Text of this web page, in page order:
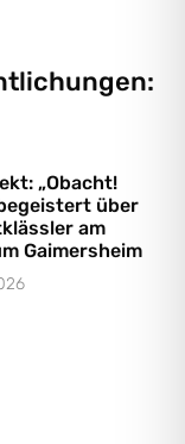
„Obacht!
über
am
Gaimersheim